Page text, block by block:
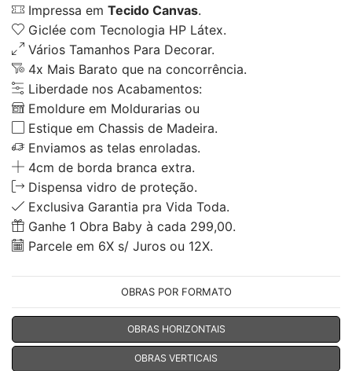
Impressa em Tecido Canvas.
Giclée com Tecnologia HP Látex.
Vários Tamanhos Para Decorar.
4x Mais Barato que na concorrência.
Liberdade nos Acabamentos:
Emoldure em Moldurarias ou
Estique em Chassis de Madeira.
Enviamos as telas enroladas.
4cm de borda branca extra.
Dispensa vidro de proteção.
Exclusiva Garantia pra Vida Toda.
Ganhe 1 Obra Baby à cada 299,00.
Parcele em 6X s/ Juros ou 12X.
OBRAS POR FORMATO
OBRAS HORIZONTAIS
OBRAS VERTICAIS